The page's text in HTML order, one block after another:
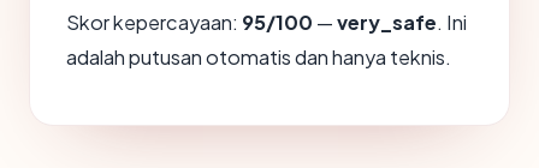
Skor kepercayaan: 95/100 —very_safe. Ini
adalah putusan otomatis dan hanya teknis.